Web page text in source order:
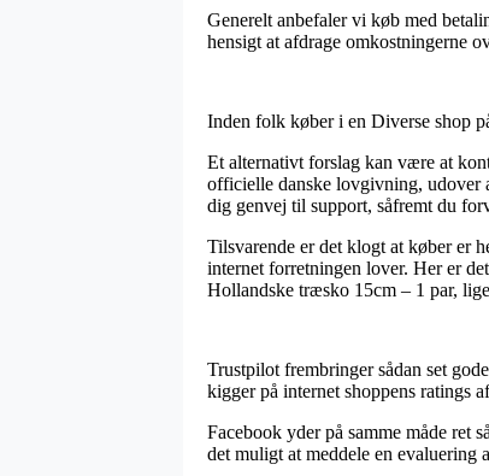
Generelt anbefaler vi køb med
hensigt at afdrage omkostningerne
Inden folk køber i en Diverse shop
Et alternativt forslag kan være at
officielle danske lovgivning,
dig genvej til support, såfremt du
Tilsvarende er det klogt at køber er
internet forretningen lover. Her er
Hollandske træsko 15cm – 1 par,
Trustpilot frembringer sådan set
kigger på internet shoppens ratings
Facebook yder på samme måde ret
det muligt at meddele en evaluering